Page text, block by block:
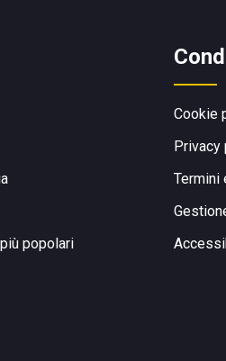
popolari
Cookie
Privacy
Termini